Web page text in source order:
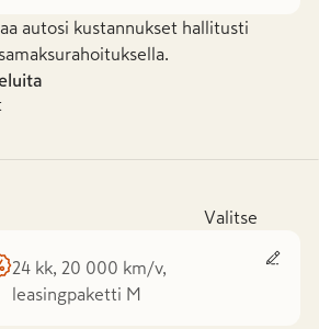
autosi kustannukset hallitusti
Valitse
24 kk, 20 000 km/v,
leasingpaketti M